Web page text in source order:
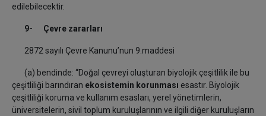
edilebilecektir.
9- Çevre zararları
2872 sayılı Çevre Kanunu’nun 9.maddesi
(a) bendinde: “Doğal çevreyi oluşturan biyolojik çeşitlilik ile bu
çeşitliliği barındıran ekosistemin korunması esastır. Biyolojik
çeşitliliği koruma ve kullanım esasları, yerel yönetimlerin,
üniversitelerin, sivil toplum kuruluşlarının ve ilgili diğer kuruluşların